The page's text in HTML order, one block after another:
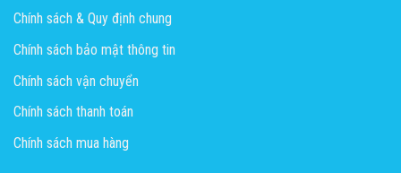
Chính sách & Quy định chung
Chính sách bảo mật thông tin
Chính sách vận chuyển
Chính sách thanh toán
Chính sách mua hàng